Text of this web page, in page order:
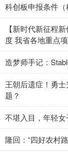
科创板申报条件（
【新时代新征程
度 我省各地重点
造梦师手记：
王朝后遗症！勇
题？
不堪入目，年轻女
隆回：“四好农村